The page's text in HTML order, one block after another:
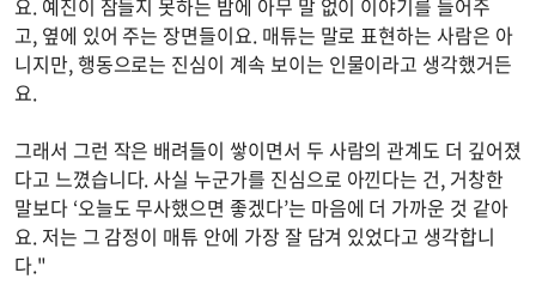
요. 예진이 잠들지 못하는 밤에 아무 말 없이 이야기를 들어주
고, 옆에 있어 주는 장면들이요. 매튜는 말로 표현하는 사람은 아
니지만, 행동으로는 진심이 계속 보이는 인물이라고 생각했거든
요.
그래서 그런 작은 배려들이 쌓이면서 두 사람의 관계도 더 깊어졌
다고 느꼈습니다. 사실 누군가를 진심으로 아낀다는 건, 거창한
말보다 ‘오늘도 무사했으면 좋겠다’는 마음에 더 가까운 것 같아
요. 저는 그 감정이 매튜 안에 가장 잘 담겨 있었다고 생각합니
다."